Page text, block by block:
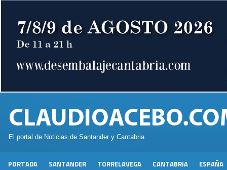
El portal de Noticias de Santander y Cantabria
PORTADA SANTANDER TORRELAVEGA CANTABRIA ESPAÑA